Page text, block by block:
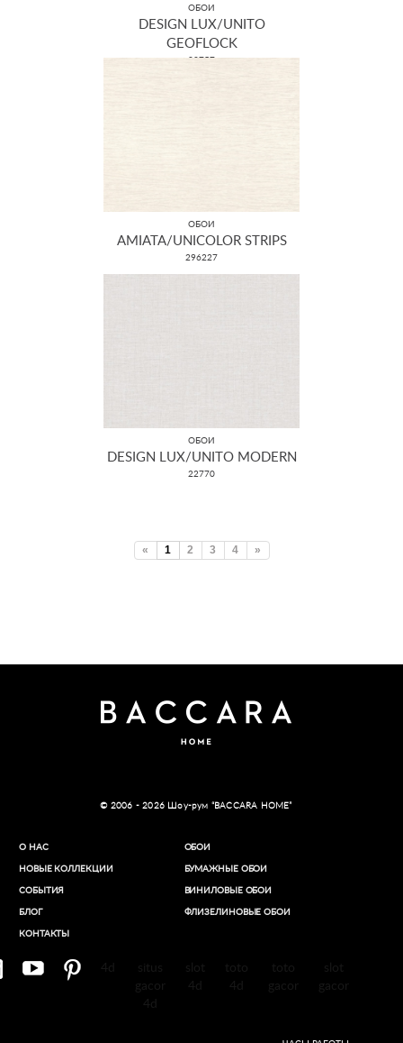
ОБОИ
DESIGN LUX/UNITO
GEOFLOCK
22757
ОБОИ
AMIATA/UNICOLOR STRIPS
296227
ОБОИ
DESIGN LUX/UNITO MODERN
22770
« 1 2 3 4 »
© 2006 - 2026 Шоу-рум “BACCARA HOME”
О НАС
НОВЫЕ КОЛЛЕКЦИИ
СОБЫТИЯ
БЛОГ
КОНТАКТЫ
ОБОИ
БУМАЖНЫЕ ОБОИ
ВИНИЛОВЫЕ ОБОИ​
ФЛИЗЕЛИНОВЫЕ ОБОИ